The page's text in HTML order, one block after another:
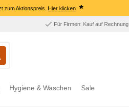
zum Aktionspreis.Hier klicken *
Für Firmen: Kauf auf Rechnung
Hygiene & Waschen Sale